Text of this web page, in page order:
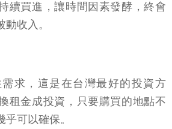
續買進，讓時間因素發酵，終會
收入。
求，這是在台灣最好的投資方
租金成投資，只要購買的地點不
可以確保。